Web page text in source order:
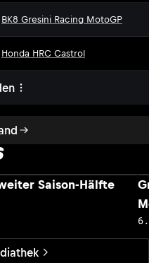
BK8 Gresini Racing MotoGP
Honda HRC Castrol
Saison-Hälfte